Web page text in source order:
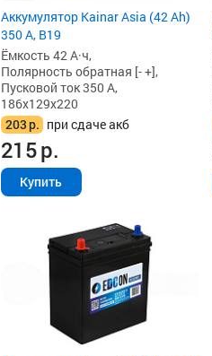
Аккумулятор Kainar Asia (42 Ah)
350 А, B19
Ёмкость 42 А·ч,
Полярность обратная [- +],
Пусковой ток 350 А,
186x129x220
203р. при сдаче акб
215р.
Купить